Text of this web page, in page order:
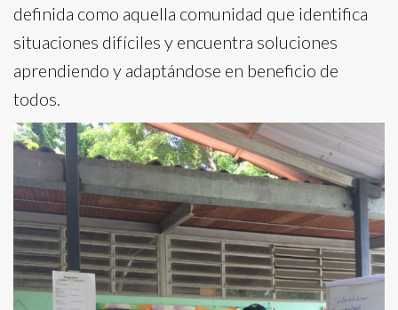
definida como aquella comunidad que identifica
situaciones difíciles y encuentra soluciones
aprendiendo y adaptándose en beneficio de
todos.